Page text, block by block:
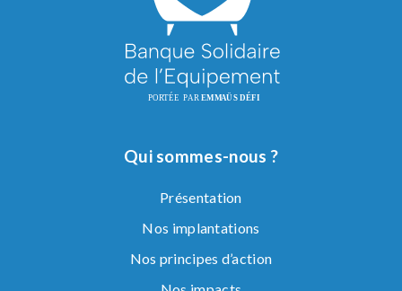
Qui sommes-nous ?
Présentation
Nos implantations
Nos principes d’action